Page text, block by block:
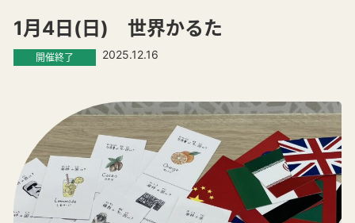
1月4日(日) 世界かるた
開催終了 2025.12.16